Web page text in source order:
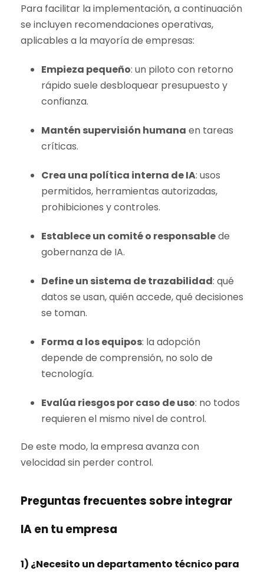
Para facilitar la implementación, a continuación
se incluyen recomendaciones operativas,
aplicables a la mayoría de empresas:
Empieza pequeño: un piloto con retorno
rápido suele desbloquear presupuesto y
confianza.
Mantén supervisión humana en tareas
críticas.
Crea una política interna de IA: usos
permitidos, herramientas autorizadas,
prohibiciones y controles.
Establece un comité o responsablede
gobernanza de IA.
Define un sistema de trazabilidad: qué
datos se usan, quién accede, qué decisiones
se toman.
Forma a los equipos: la adopción
depende de comprensión, no solo de
tecnología.
Evalúa riesgos por caso de uso: no todos
requieren el mismo nivel de control.
De este modo, la empresa avanza con
velocidad sin perder control.
Preguntas frecuentes sobre integrar
IA en tu empresa
1) ¿Necesito un departamento técnico para